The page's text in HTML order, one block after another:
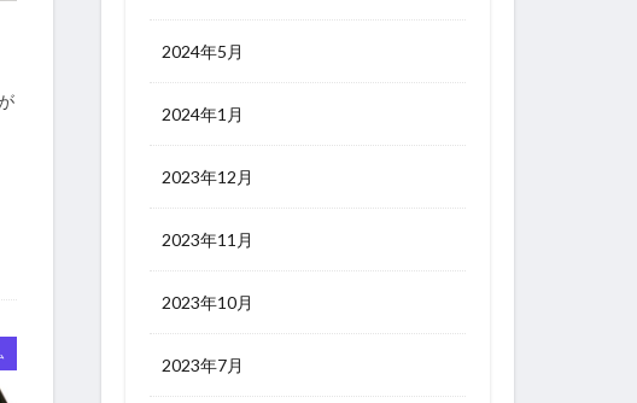
2024年5月
2024年1月
2023年12月
2023年11月
2023年10月
2023年7月